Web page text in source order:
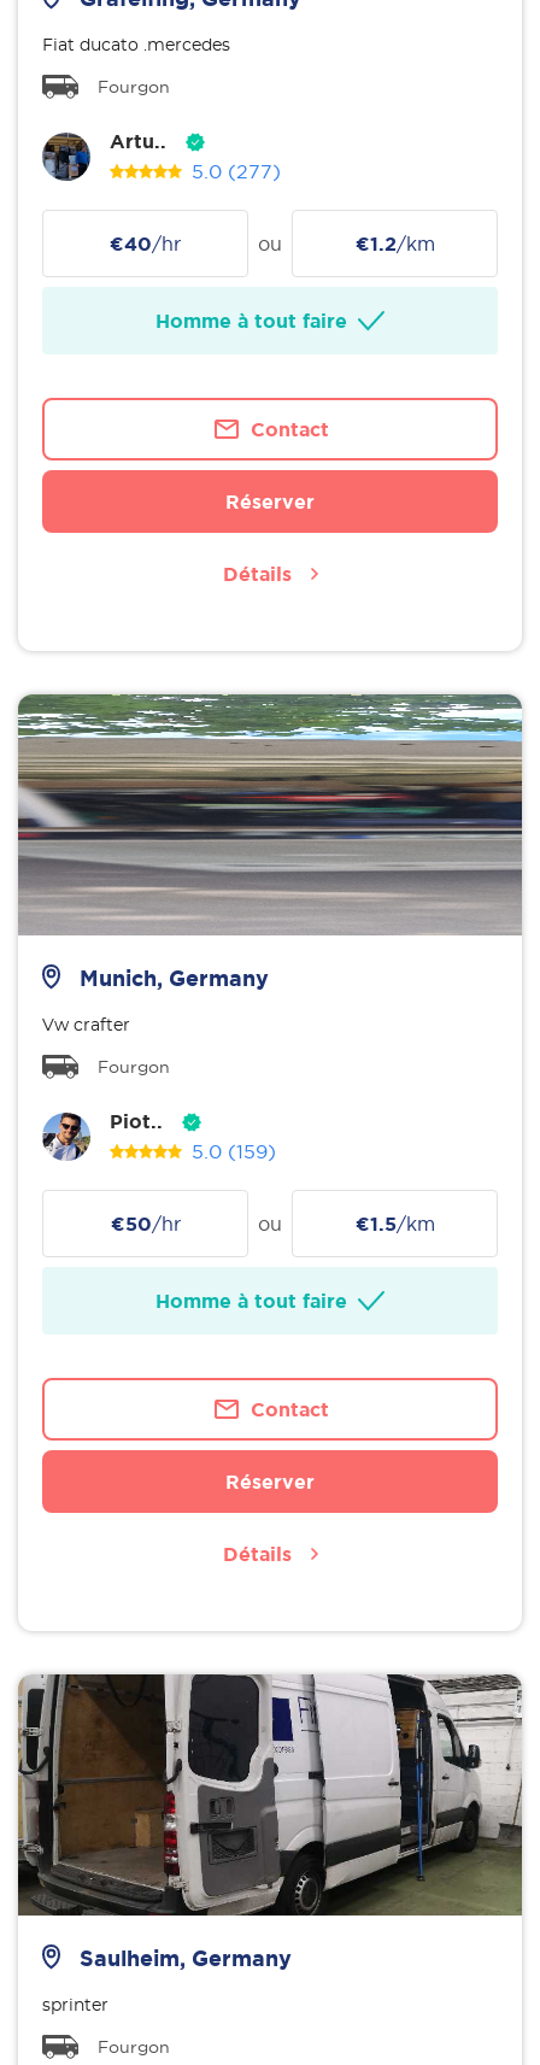
Fiat ducato .mercedes
Fourgon
Artu..
5.0 (277)
€40/hr ou €1.2/km
Homme à tout faire
Contact
Réserver
Détails
Munich, Germany
Vw crafter
Fourgon
Piot..
5.0 (159)
€50/hr ou €1.5/km
Homme à tout faire
Contact
Réserver
Détails
Saulheim, Germany
sprinter
Fourgon